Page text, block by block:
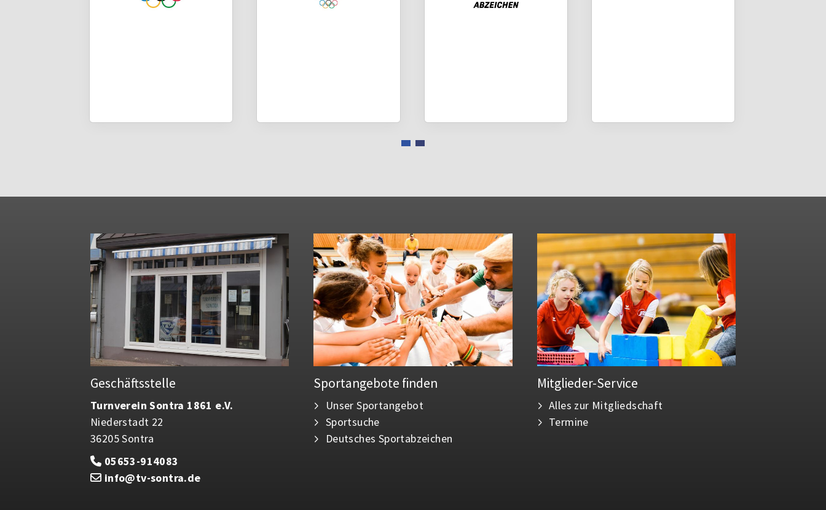
Geschäftsstelle
Turnverein Sontra 1861 e.V.
Niederstadt 22
36205 Sontra
05653-914083
info@tv-sontra.de
Sportangebote finden
Unser Sportangebot
Sportsuche
Deutsches Sportabzeichen
Mitglieder-Service
Alles zur Mitgliedschaft
Termine